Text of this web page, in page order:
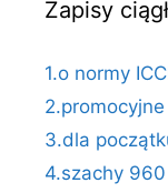
Zapisy
1.o normy
3.dla
4.szachy 960